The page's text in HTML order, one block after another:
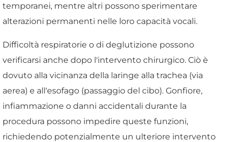
temporanei, mentre altri possono sperimentare
alterazioni permanenti nelle loro capacità vocali.
Difficoltà respiratorie o di deglutizione possono
verificarsi anche dopo l'intervento chirurgico. Ciò è
dovuto alla vicinanza della laringe alla trachea (via
aerea) e all'esofago (passaggio del cibo). Gonfiore,
infiammazione o danni accidentali durante la
procedura possono impedire queste funzioni,
richiedendo potenzialmente un ulteriore intervento